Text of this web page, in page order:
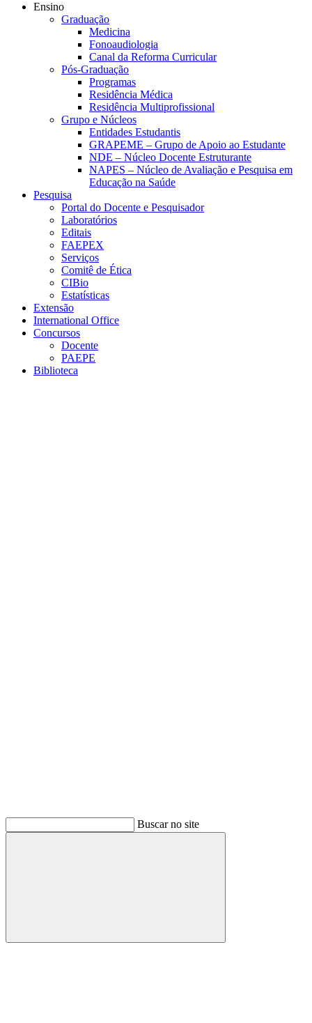
Ensino
Graduação
Medicina
Fonoaudiologia
Canal da Reforma Curricular
Pós-Graduação
Programas
Residência Médica
Residência Multiprofissional
Grupo e Núcleos
Entidades Estudantis
GRAPEME – Grupo de Apoio ao Estudante
NDE – Núcleo Docente Estruturante
NAPES – Núcleo de Avaliação e Pesquisa em
Educação na Saúde
Pesquisa
Portal do Docente e Pesquisador
Laboratórios
Editais
FAEPEX
Serviços
Comitê de Ética
CIBio
Estatísticas
Extensão
International Office
Concursos
Docente
PAEPE
Biblioteca
Buscar no site
Buscar